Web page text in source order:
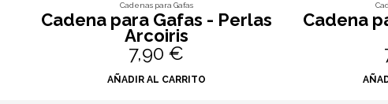
Cadenas para Gafas
Cadena para Gafas - Perlas
Arcoiris
7,90 €
AÑADIR AL CARRITO
Cadena